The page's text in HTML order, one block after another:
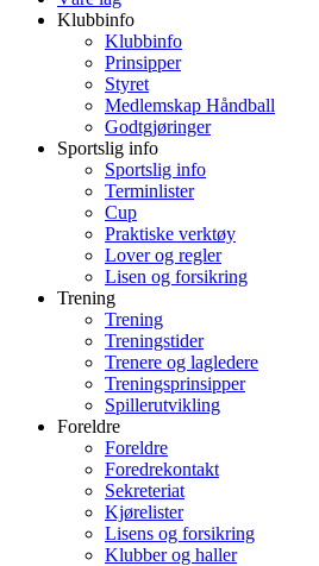
Klubbinfo
Klubbinfo
Prinsipper
Styret
Medlemskap Håndball
Godtgjøringer
Sportslig info
Sportslig info
Terminlister
Cup
Praktiske verktøy
Lover og regler
Lisen og forsikring
Trening
Trening
Treningstider
Trenere og lagledere
Treningsprinsipper
Spillerutvikling
Foreldre
Foreldre
Foredrekontakt
Sekreteriat
Kjørelister
Lisens og forsikring
Klubber og haller